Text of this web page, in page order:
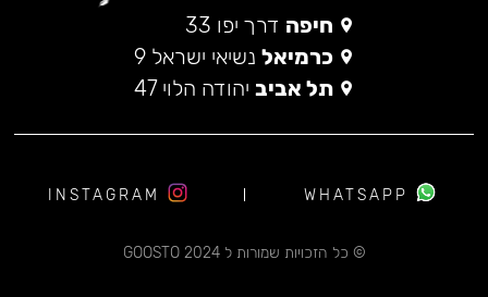
חיפה דרך יפו 33
כרמיאל נשיאי ישראל 9
תל אביב יהודה הלוי 47
© כל הזכויות שמורות ל 2024 GOOSTO
WHATSAPP
INSTAGRAM